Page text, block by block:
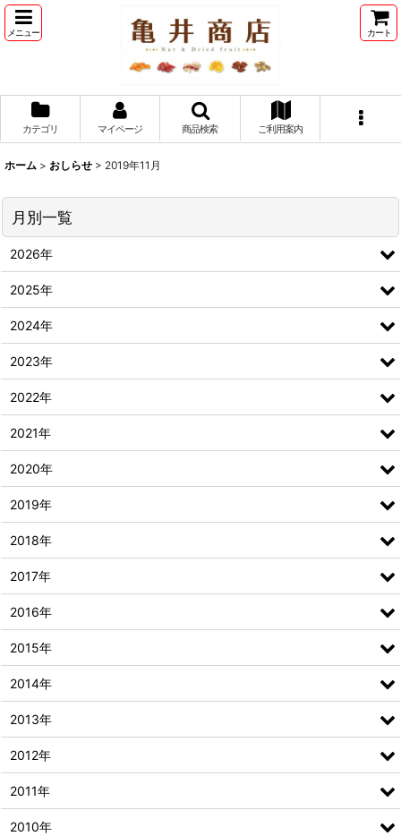
メニュー カート
カテゴリ マイページ 商品検索 ご利用案内
ホーム > おしらせ > 2019年11月
月別一覧
2026年
2025年
2024年
2023年
2022年
2021年
2020年
2019年
2018年
2017年
2016年
2015年
2014年
2013年
2012年
2011年
2010年